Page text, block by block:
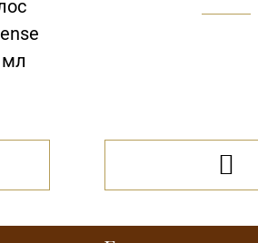
мл
